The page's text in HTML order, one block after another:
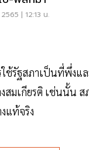
| 12:13 น.
รัฐสภาเป็นที่พึ่งแล
มเกียรติ เช่นนั้น
แท้จริง